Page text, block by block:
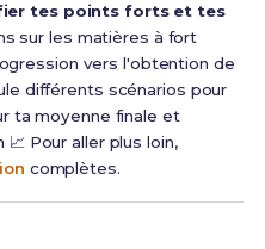
tes points forts et tes
sur les matières à fort
vers l'obtention de
différents scénarios pour
ta moyenne finale et
Pour aller plus loin,
complètes.